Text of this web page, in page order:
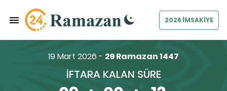
2026 İMSAKİYE
19 Mart 2026 - 29 Ramazan 1447
İFTARA KALAN SÜRE